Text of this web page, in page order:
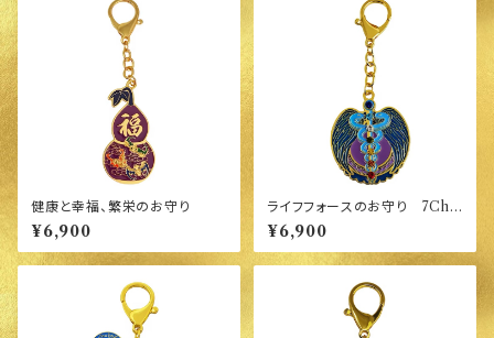
健康と幸福、繁栄のお守り
¥6,900
ライフフォースのお守り 7Cha
kra
¥6,900